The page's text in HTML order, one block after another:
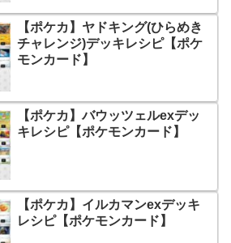
【ポケカ】ヤドキング(ひらめき
チャレンジ)デッキレシピ【ポケ
モンカード】
【ポケカ】バウッツェルexデッ
キレシピ【ポケモンカード】
【ポケカ】イルカマンexデッキ
レシピ【ポケモンカード】